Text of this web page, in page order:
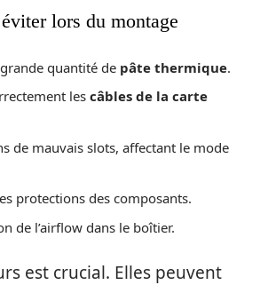
lors du montage
quantité de pâte thermique.
les câbles de la carte
de mauvais slots, affectant le mode
protections des composants.
de l’airflow dans le boîtier.
est crucial. Elles peuvent